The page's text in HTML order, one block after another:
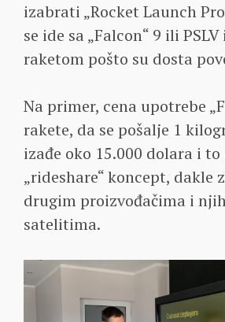
izabrati „Rocket Launch
se ide sa „Falcon“ 9 ili
raketom pošto su dosta
Na primer, cena upotrebe
rakete, da se pošalje 1
izađe oko 15.000 dolara i
„rideshare“ koncept, dakle
drugim proizvođačima i
satelitima.